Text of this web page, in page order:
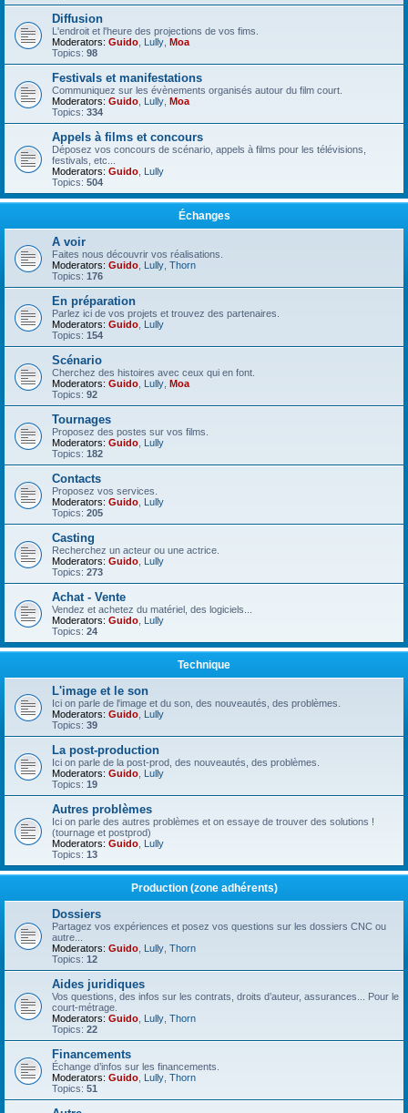
Diffusion
L'endroit et l'heure des projections de vos fims.
Moderators: Guido Lully Moa
Topics: 98
Festivals et manifestations
Communiquez sur les évènements organisés autour du film court.
Moderators: Guido Lully Moa
Topics: 334
Appels à films et concours
Déposez vos concours de scénario, appels à films pour les télévisions,
festivals, etc...
Moderators: Guido Lully
Topics: 504
Échanges
A voir
Faites nous découvrir vos réalisations.
Moderators: Guido Lully Thorn
Topics: 176
En préparation
Parlez ici de vos projets et trouvez des partenaires.
Moderators: Guido Lully
Topics: 154
Scénario
Cherchez des histoires avec ceux qui en font.
Moderators: Guido Lully Moa
Topics: 92
Tournages
Proposez des postes sur vos films.
Moderators: Guido Lully
Topics: 182
Contacts
Proposez vos services.
Moderators: Guido Lully
Topics: 205
Casting
Recherchez un acteur ou une actrice.
Moderators: Guido Lully
Topics: 273
Achat - Vente
Vendez et achetez du matériel, des logiciels...
Moderators: Guido Lully
Topics: 24
Technique
L'image et le son
Ici on parle de l'image et du son, des nouveautés, des problèmes.
Moderators: Guido Lully
Topics: 39
La post-production
Ici on parle de la post-prod, des nouveautés, des problèmes.
Moderators: Guido Lully
Topics: 19
Autres problèmes
Ici on parle des autres problèmes et on essaye de trouver des solutions !
(tournage et postprod)
Moderators: Guido Lully
Topics: 13
Production (zone adhérents)
Dossiers
Partagez vos expériences et posez vos questions sur les dossiers CNC ou
autre...
Moderators: Guido Lully Thorn
Topics: 12
Aides juridiques
Vos questions, des infos sur les contrats, droits d’auteur, assurances... Pour le
court-métrage.
Moderators: Guido Lully Thorn
Topics: 22
Financements
Échange d’infos sur les financements.
Moderators: Guido Lully Thorn
Topics: 51